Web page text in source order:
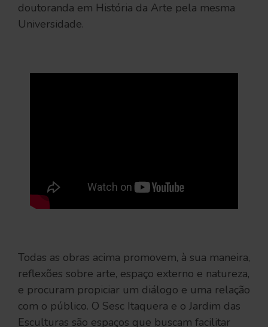
doutoranda em História da Arte pela mesma
Universidade.
Todas as obras acima promovem, à sua maneira,
reflexões sobre arte, espaço externo e natureza,
e procuram propiciar um diálogo e uma relação
com o público. O Sesc Itaquera e o Jardim das
Esculturas são espaços que buscam facilitar